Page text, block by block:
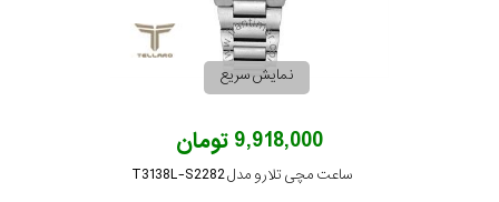
نمایش سریع
9,918,000 تومان
ساعت مچی تلارو مدل T3138L-S2282